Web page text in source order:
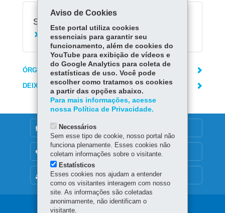
Serviços Relacionados:
Consultar boletim escolar
ÓRGÃO RESPONSÁVEL
DEIXE SUA OPINIÃO
MAPA DO SITE
DENUNCIE CORRUPÇÃO
OUVIDORIA
Aviso de Cookies
Este portal utiliza cookies
essenciais para garantir seu
funcionamento, além de cookies do
YouTube para exibição de vídeos e
do Google Analytics para coleta de
estatísticas de uso. Você pode
escolher como tratamos os cookies
a partir das opções abaixo.
Para mais informações, acesse
nossa Política de Privacidade.
Necessários
Sem esse tipo de cookie, nosso portal não
funciona plenamente. Esses cookies não
coletam informações sobre o visitante.
Estatísticos
Esses cookies nos ajudam a entender
como os visitantes interagem com nosso
site. As informações são coletadas
anonimamente, não identificam o
visitante.